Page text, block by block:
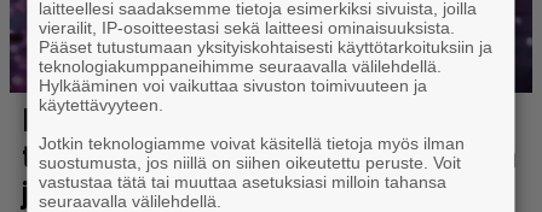
laitteellesi saadaksemme tietoja esimerkiksi sivuista, joilla
vierailit, IP-osoitteestasi sekä laitteesi ominaisuuksista.
Pääset tutustumaan yksityiskohtaisesti käyttötarkoituksiin ja
teknologiakumppaneihimme seuraavalla välilehdellä.
Hylkääminen voi vaikuttaa sivuston toimivuuteen ja
käytettävyyteen.
Jotkin teknologiamme voivat käsitellä tietoja myös ilman
suostumusta, jos niillä on siihen oikeutettu peruste. Voit
vastustaa tätä tai muuttaa asetuksiasi milloin tahansa
seuraavalla välilehdellä.